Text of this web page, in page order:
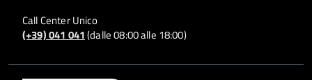
Call Center Unico
(+39) 041 041(dalle 08:00 alle 18:00)